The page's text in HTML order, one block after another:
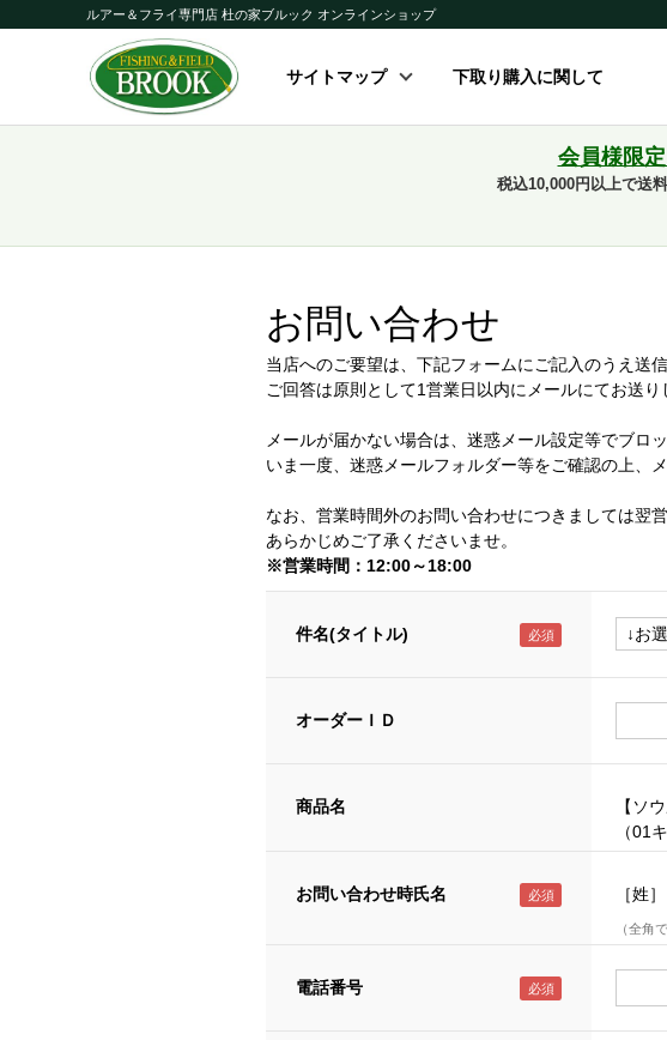
ルアー＆フライ専門店 杜の家ブルック オンラインショップ
サイトマップ 下取り購入に関して
会員様限
税込10,000円以上で送
お問い合わせ
当店へのご要望は、下記フォームにご記入のうえ送信
ご回答は原則として1営業日以内にメールにてお送り
メールが届かない場合は、迷惑メール設定等でブロ
いま一度、迷惑メールフォルダー等をご確認の上、
なお、営業時間外のお問い合わせにつきましては翌
あらかじめご了承くださいませ。
※営業時間：12:00～18:00
件名(タイトル)
オーダーＩＤ
商品名
【ソ
（01
お問い合わせ時氏名 ［姓］
（全角
電話番号